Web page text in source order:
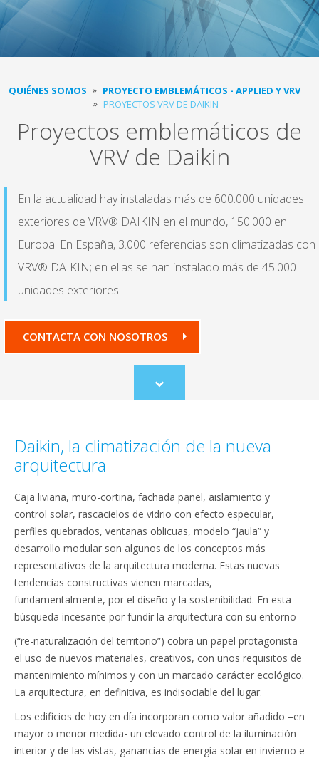
QUIÉNES SOMOS
PROYECTO EMBLEMÁTICOS - APPLIED Y VRV
PROYECTOS VRV DE DAIKIN
Proyectos emblemáticos de
VRV de Daikin
En la actualidad hay instaladas más de 600.000 unidades
exteriores de VRV® DAIKIN en el mundo, 150.000 en
Europa. En España, 3.000 referencias son climatizadas con
VRV® DAIKIN; en ellas se han instalado más de 45.000
unidades exteriores.
CONTACTA CON NOSOTROS
Scroll
to
Daikin, la climatización de la nueva
arquitectura
Caja liviana, muro-cortina, fachada panel, aislamiento y
control solar, rascacielos de vidrio con efecto especular,
perfiles quebrados, ventanas oblicuas, modelo “jaula” y
desarrollo modular son algunos de los conceptos más
representativos de la arquitectura moderna. Estas nuevas
tendencias constructivas vienen marcadas,
fundamentalmente, por el diseño y la sostenibilidad. En esta
búsqueda incesante por fundir la arquitectura con su entorno
(“re-naturalización del territorio”) cobra un papel protagonista
el uso de nuevos materiales, creativos, con unos requisitos de
mantenimiento mínimos y con un marcado carácter ecológico.
La arquitectura, en definitiva, es indisociable del lugar.
Los edificios de hoy en día incorporan como valor añadido –en
mayor o menor medida- un elevado control de la iluminación
interior y de las vistas, ganancias de energía solar en invierno e